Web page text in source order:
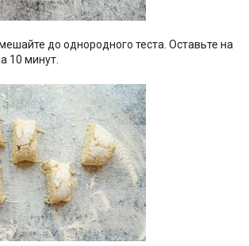
до однородного теста. Оставьте на
10 минут.